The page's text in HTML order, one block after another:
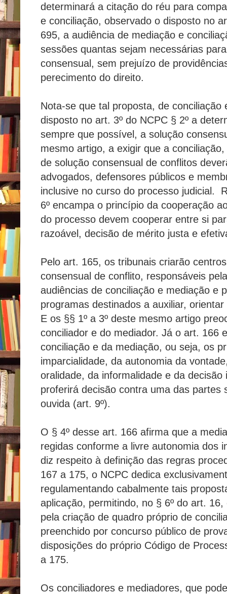
determinará a citação do réu para
e conciliação, observado o disposto no
695, a audiência de mediação e
sessões quantas sejam necessárias
consensual, sem prejuízo de
perecimento do direito.
Nota-se que tal proposta, de
disposto no art. 3º do NCPC § 2º a
sempre que possível, a solução
mesmo artigo, a exigir que a
de solução consensual de conflitos
advogados, defensores públicos e
inclusive no curso do processo judicial.
6º encampa o princípio da cooperação
do processo devem cooperar entre si
razoável, decisão de mérito justa e
Pelo art. 165, os tribunais criarão
consensual de conflito, responsáveis
audiências de conciliação e mediação e
programas destinados a auxiliar,
E os §§ 1º a 3º deste mesmo artigo
conciliador e do mediador. Já o art. 166
conciliação e da mediação, ou seja, os
imparcialidade, da autonomia da
oralidade, da informalidade e da
proferirá decisão contra uma das partes
ouvida (art. 9º).
O § 4º desse art. 166 afirma que a
regidas conforme a livre autonomia dos
diz respeito à definição das regras
167 a 175, o NCPC dedica
regulamentando cabalmente tais
aplicação, permitindo, no § 6º do art.
pela criação de quadro próprio de
preenchido por concurso público de
disposições do próprio Código de
a 175.
Os conciliadores e mediadores, que